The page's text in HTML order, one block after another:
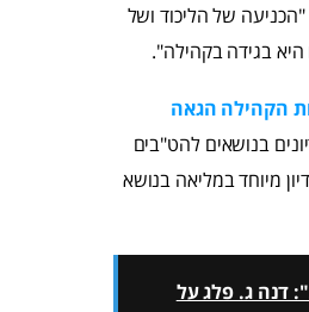
של הליכוד ושל
היא בגידה בקהילה".
הקהילה הגאה
בנושאים להט"בים
מיוחד במליאה בנושא
דנה ג. פלג על